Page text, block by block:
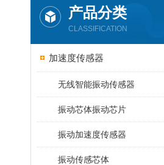
产品分类
CLASSIFICATION
加速度传感器
无线智能振动传感器
振动芯体振动芯片
振动加速度传感器
振动传感芯体